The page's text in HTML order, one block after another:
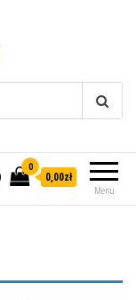
Menu
0
0,00zł